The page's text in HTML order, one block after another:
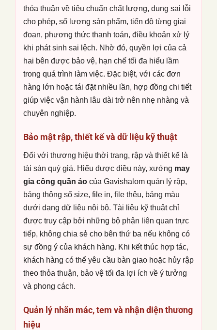
thỏa thuận về tiêu chuẩn chất lượng, dung sai lỗi
cho phép, số lượng sản phẩm, tiến độ từng giai
đoạn, phương thức thanh toán, điều khoản xử lý
khi phát sinh sai lệch. Nhờ đó, quyền lợi của cả
hai bên được bảo vệ, hạn chế tối đa hiểu lầm
trong quá trình làm việc. Đặc biệt, với các đơn
hàng lớn hoặc tái đặt nhiều lần, hợp đồng chi tiết
giúp việc vận hành lâu dài trở nên nhẹ nhàng và
chuyên nghiệp.
Bảo mật rập, thiết kế và dữ liệu kỹ thuật
Đối với thương hiệu thời trang, rập và thiết kế là
tài sản quý giá. Hiểu được điều này, xưởng may
gia công quần áo của Gavishalom quản lý rập,
bảng thông số size, file in, file thêu, bảng màu
dưới dạng dữ liệu nội bộ. Tài liệu kỹ thuật chỉ
được truy cập bởi những bộ phận liên quan trực
tiếp, không chia sẻ cho bên thứ ba nếu không có
sự đồng ý của khách hàng. Khi kết thúc hợp tác,
khách hàng có thể yêu cầu bàn giao hoặc hủy rập
theo thỏa thuận, bảo vệ tối đa lợi ích về ý tưởng
và phong cách.
Quản lý nhãn mác, tem và nhận diện thương
hiệu